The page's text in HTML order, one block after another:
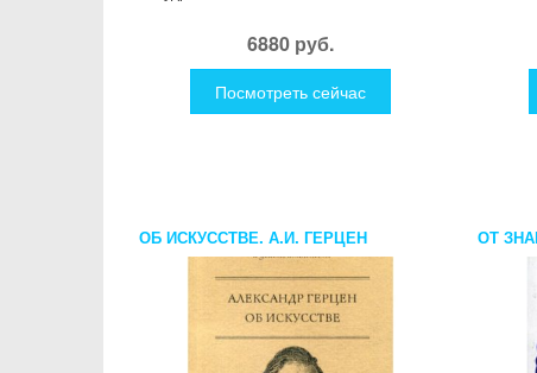
6880 руб.
Посмотреть сейчас
ОБ ИСКУССТВЕ. А.И. ГЕРЦЕН
ОТ